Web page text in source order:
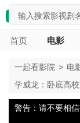
首页 电影
一起看影院 > 电
学威龙：卧底高
警告：请不要相